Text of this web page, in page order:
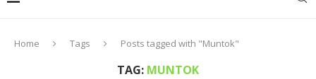
Home Tags Posts tagged with "Muntok"
TAG: MUNTOK